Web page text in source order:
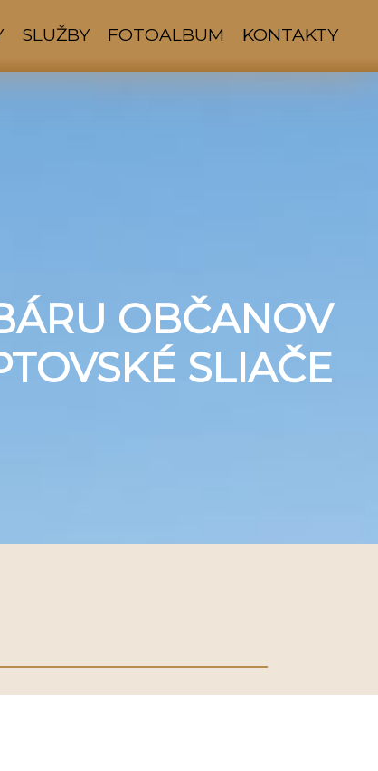
SLUŽBY FOTOALBUM KONTAKTY
OBČANOV
SLIAČE